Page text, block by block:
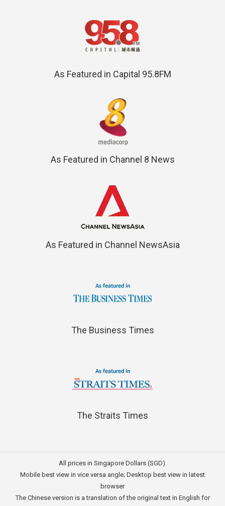
As Featured in Capital 95.8FM
As Featured in Channel 8 News
As Featured in Channel NewsAsia
The Business Times
The Straits Times
All prices in Singapore Dollars (SGD).
Mobile best view in vice versa angle; Desktop best view in latest
browser
The Chinese version is a translation of the original text in English for